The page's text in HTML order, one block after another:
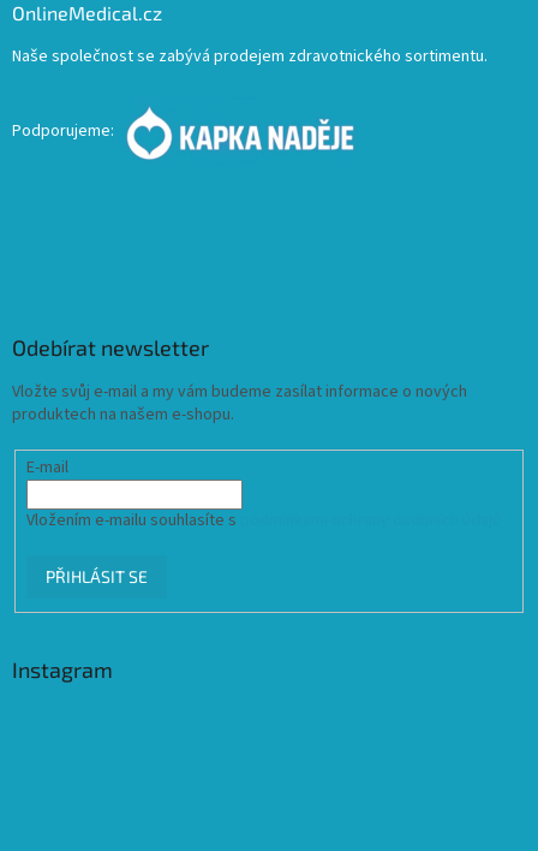
OnlineMedical.cz
Naše společnost se zabývá prodejem zdravotnického sortimentu.
Podporujeme:
Odebírat newsletter
Vložte svůj e-mail a my vám budeme zasílat informace o nových
produktech na našem e-shopu.
E-mail
Vložením e-mailu souhlasíte s
PŘIHLÁSIT SE
Instagram